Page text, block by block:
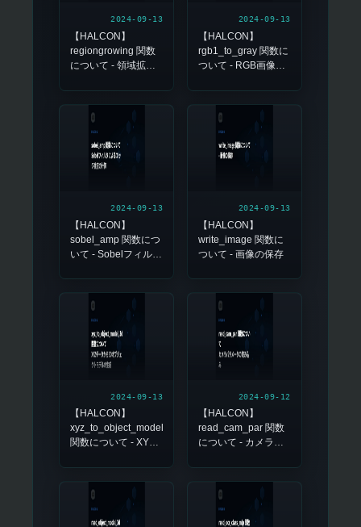
2024-09-13
【HALCON】
regiongrowing 関数
について - 領域拡張
ション
2024-09-13
【HALCON】
rgb1_to_gray 関数に
ついて - RGB画像を
に変換
2024-09-13
【HALCON】
sobel_amp 関数につ
いて - Sobelフィルタ
計算
2024-09-13
【HALCON】
write_image 関数に
ついて - 画像の保存
2024-09-13
【HALCON】
xyz_to_object_model_3d
関数について - XYZ
ェクトモデルの生成
2024-09-12
【HALCON】
read_cam_par 関数
について - カメラパ